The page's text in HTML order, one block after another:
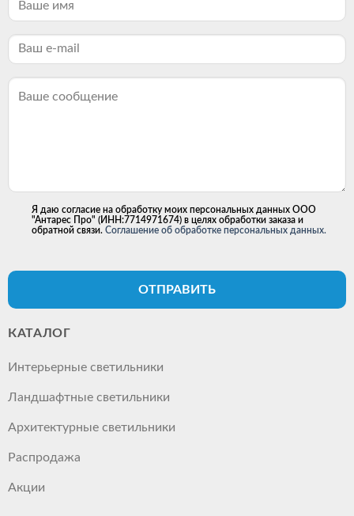
Я даю согласие на обработку моих персональных данных ООО
"Антарес Про" (ИНН:7714971674) в целях обработки заказа и
обратной связи. Соглашение об обработке персональных данных.
ОТПРАВИТЬ
КАТАЛОГ
Интерьерные светильники
Ландшафтные светильники
Архитектурные светильники
Распродажа
Акции